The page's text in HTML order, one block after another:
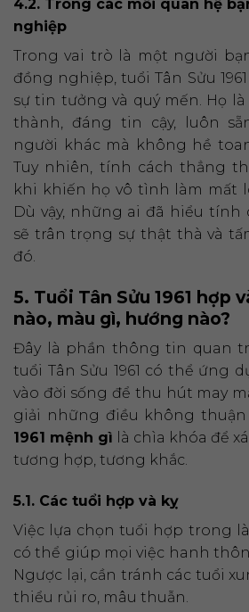
4.2. Trong các mối quan hệ
nghiệp
Trong vai trò là một người
đồng nghiệp, tuổi Tân Sửu
sự tin tưởng và quý mến. Họ
thành, đáng tin cậy, luôn
người khác mà không hề
Tuy nhiên, tính cách thẳng
khi khiến họ vô tình làm mất
Dù vậy, những ai đã hiểu tính
sẽ trân trọng sự thật thà và
đó.
5. Tuổi Tân Sửu 1961 hợp
nào, màu gì, hướng nào?
Đây là phần thông tin quan
tuổi Tân Sửu 1961 có thể ứng
vào đời sống để thu hút may
giải những điều không thuận
1961 mệnh gì là chìa khóa để
tương hợp, tương khắc.
5.1. Các tuổi hợp và kỵ
Việc lựa chọn tuổi hợp trong
có thể giúp mọi việc hanh
Ngược lại, cần tránh các tuổi
thiểu rủi ro, mâu thuẫn.